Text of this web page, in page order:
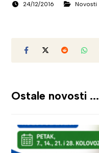
24/12/2016 Novosti
Ostale novosti ...